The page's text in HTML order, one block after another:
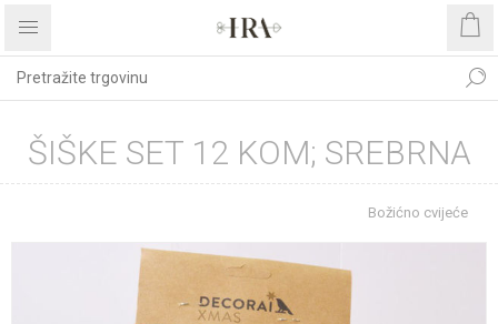
ŠIŠKE SET 12 KOM; SREBRNA
Božićno cvijeće